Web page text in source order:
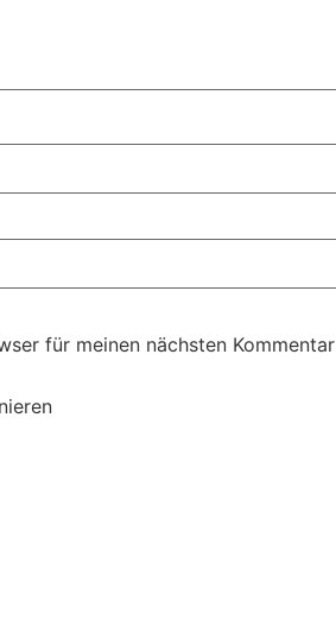
für meinen nächsten Kommentar